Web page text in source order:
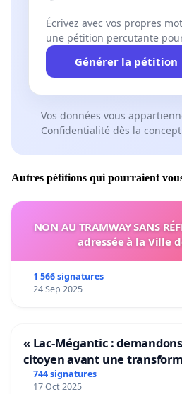
Écrivez avec vos propres
une pétition percutante
Générer la pétition
Vos données vous
Confidentialité dès la
Autres pétitions qui pourraient
NON AU TRAMWAY SANS
adressée à la Ville
1 566 signatures
24 Sep 2025
« Lac-Mégantic :
citoyen avant une
de notre territoire »
744 signatures
17 Oct 2025